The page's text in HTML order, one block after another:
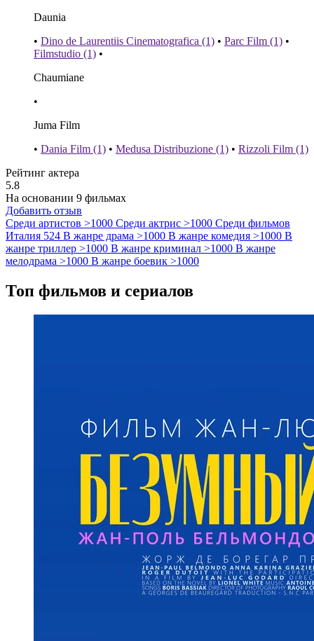
Daunia
• Dino de Laurentiis Cinematografica (1) • Parc Film (1) •
Filmstudio (1) •
Chaumiane
•
Juma Film
• Dania Film (1) • Medusa Distribuzione (1) • Rizzoli Film (1)
Рейтинг актера
5.8
На основании 9 фильмах
Добавить отзыв
Среди артистов >1000 Среди актрис >1000 Среди фильмов
Италия 524 В жанре драма >1000 В жанре комедия >1000 В
жанре триллер >1000 В жанре криминал >1000 В жанре
мелодрама >1000 В жанре боевик >1000
Топ фильмов и сериалов